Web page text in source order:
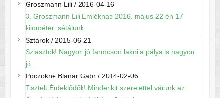
Groszmann Lili/ 2016-04-16
3. Groszmann Lili Emléknap 2016. május 22-én 17
kilométert sétálunk...
Sztárok/ 2015-06-21
Sziasztok! Nagyon jó farmoson lakni a pálya is nagyon
jó...
Poczokné Blanár Gabr/ 2014-02-06
Tisztelt Érdeklődők! Mindenkit szeretettel várunk az